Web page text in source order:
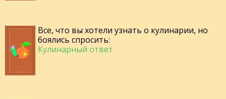
Все, что вы хотели узнать о кулинарии, но
боялись спросить:
Кулинарный ответ